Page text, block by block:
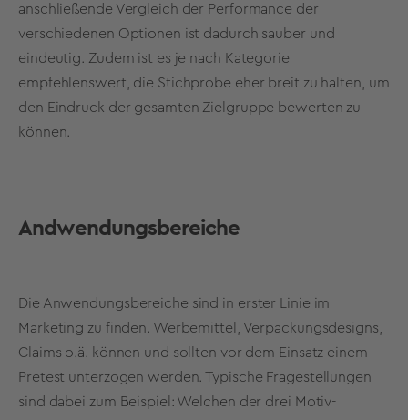
anschließende Vergleich der Performance der
verschiedenen Optionen ist dadurch sauber und
eindeutig. Zudem ist es je nach Kategorie
empfehlenswert, die Stichprobe eher breit zu halten, um
den Eindruck der gesamten Zielgruppe bewerten zu
können.
Andwendungsbereiche
Die Anwendungsbereiche sind in erster Linie im
Marketing zu finden. Werbemittel, Verpackungsdesigns,
Claims o.ä. können und sollten vor dem Einsatz einem
Pretest unterzogen werden. Typische Fragestellungen
sind dabei zum Beispiel: Welchen der drei Motiv-